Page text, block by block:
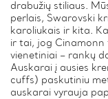
drabužių stiliaus.
perlais, Swarovski
karoliukais ir kita.
ir tai, jog Cinamonn
vienetiniai – rankų
Auskarai į ausies
cuffs) paskutiniu
auskarai vyrauja